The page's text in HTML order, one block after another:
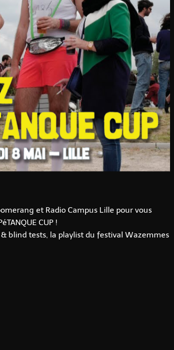
et Radio Campus Lille pour vous
CUP !
blind tests, la playlist du festival Wazemmes